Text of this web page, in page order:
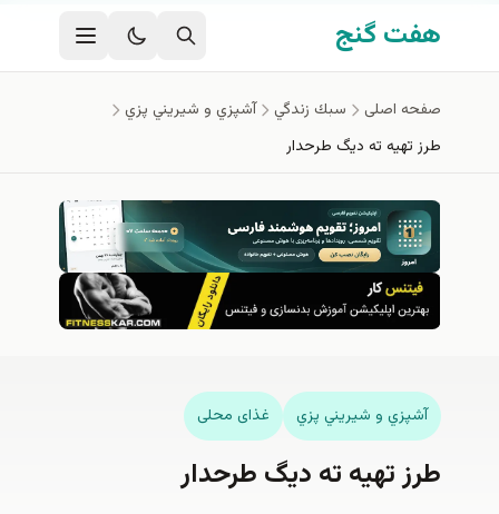
رفتن به محتوای اصلی
هفت گنج
صفحه اصلی سبك زندگي
آشپزي و شيريني پزي
طرز تهیه ته دیگ طرحدار
آشپزي و شيريني پزي غذای محلی
طرز تهیه ته دیگ طرحدار